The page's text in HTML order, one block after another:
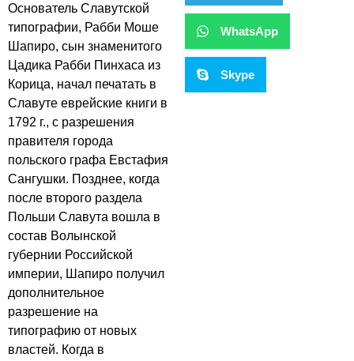
Основатель Славутской
типографии, Рабби Моше
Шапиро, сын знаменитого
Цадика Рабби Пинхаса из
Корица, начал печатать в
Славуте еврейские книги в
1792 г., с разрешения
правителя города
польского графа Евстафия
Сангушки. Позднее, когда
после второго раздела
Польши Славута вошла в
состав Волынской
губернии Российской
империи, Шапиро получил
дополнительное
разрешение на
типографию от новых
властей. Когда в
WhatsApp
Skype